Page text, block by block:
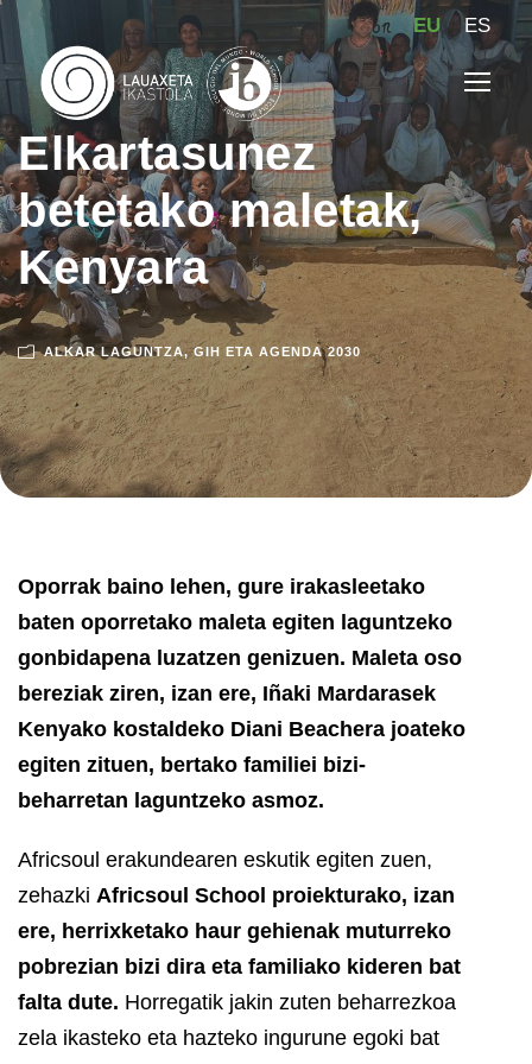
EU ES
Elkartasunez
betetako maletak,
Kenyara
ALKAR LAGUNTZA, GIH ETA AGENDA 2030
Oporrak baino lehen, gure irakasleetako
baten oporretako maleta egiten laguntzeko
gonbidapena luzatzen genizuen. Maleta oso
bereziak ziren, izan ere, Iñaki Mardarasek
Kenyako kostaldeko Diani Beachera joateko
egiten zituen, bertako familiei bizi-
beharretan laguntzeko asmoz.
Africsoul erakundearen eskutik egiten zuen,
zehazki Africsoul School proiekturako, izan
ere, herrixketako haur gehienak muturreko
pobrezian bizi dira eta familiako kideren bat
falta dute. Horregatik jakin zuten beharrezkoa
zela ikasteko eta hazteko ingurune egoki bat